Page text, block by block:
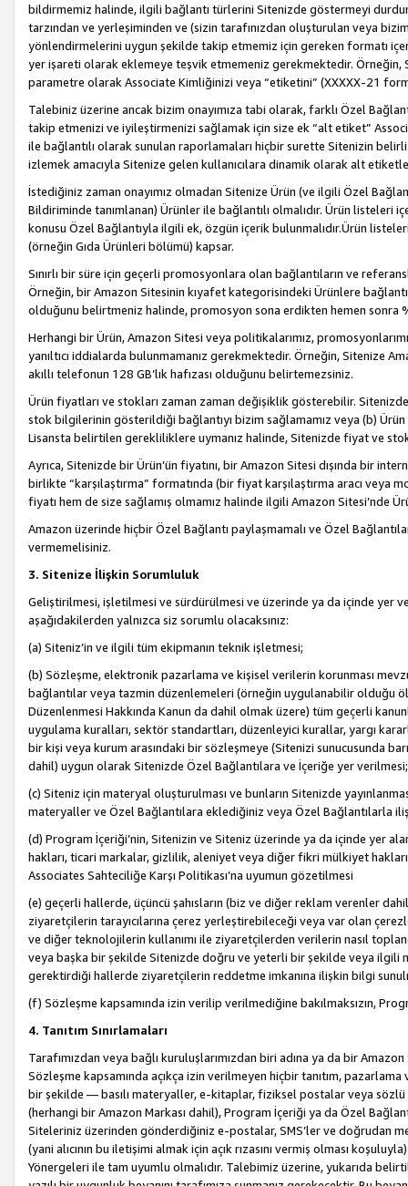
bildirmemiz halinde, ilgili bağlantı türlerini Sitenizde göstermeyi
tarzından ve yerleşiminden ve (sizin tarafınızdan oluşturulan veya
yönlendirmelerini uygun şekilde takip etmemiz için gereken formatı
yer işareti olarak eklemeye teşvik etmemeniz gerekmektedir. Örneğin,
parametre olarak Associate Kimliğinizi veya “etiketini” (XXXXX-21
Talebiniz üzerine ancak bizim onayımıza tabi olarak, farklı Özel
takip etmenizi ve iyileştirmenizi sağlamak için size ek “alt etiket”
ile bağlantılı olarak sunulan raporlamaları hiçbir surette Sitenizin belirli
izlemek amacıyla Sitenize gelen kullanıcılara dinamik olarak alt
İstediğiniz zaman onayımız olmadan Sitenize Ürün (ve ilgili Özel
Bildiriminde tanımlanan) Ürünler ile bağlantılı olmalıdır. Ürün listeleri
konusu Özel Bağlantıyla ilgili ek, özgün içerik bulunmalıdır.Ürün
(örneğin Gıda Ürünleri bölümü) kapsar.
Sınırlı bir süre için geçerli promosyonlara olan bağlantıların ve
Örneğin, bir Amazon Sitesinin kıyafet kategorisindeki Ürünlere
olduğunu belirtmeniz halinde, promosyon sona erdikten hemen sonra
Herhangi bir Ürün, Amazon Sitesi veya politikalarımız,
yanıltıcı iddialarda bulunmamanız gerekmektedir. Örneğin, Sitenize
akıllı telefonun 128 GB’lık hafızası olduğunu belirtemezsiniz.
Ürün fiyatları ve stokları zaman zaman değişiklik gösterebilir.
stok bilgilerinin gösterildiği bağlantıyı bizim sağlamamız veya (b)
Lisansta belirtilen gerekliliklere uymanız halinde, Sitenizde fiyat ve
Ayrıca, Sitenizde bir Ürün’ün fiyatını, bir Amazon Sitesi dışında bir
birlikte “karşılaştırma” formatında (bir fiyat karşılaştırma aracı veya
fiyatı hem de size sağlamış olmamız halinde ilgili Amazon Sitesi’nde
Amazon üzerinde hiçbir Özel Bağlantı paylaşmamalı ve Özel
vermemelisiniz.
3. Sitenize İlişkin Sorumluluk
Geliştirilmesi, işletilmesi ve sürdürülmesi ve üzerinde ya da içinde yer
aşağıdakilerden yalnızca siz sorumlu olacaksınız:
(a) Siteniz’in ve ilgili tüm ekipmanın teknik işletmesi;
(b) Sözleşme, elektronik pazarlama ve kişisel verilerin korunması
bağlantılar veya tazmin düzenlemeleri (örneğin uygulanabilir olduğu
Düzenlenmesi Hakkında Kanun da dahil olmak üzere) tüm geçerli
uygulama kuralları, sektör standartları, düzenleyici kurallar, yargı
bir kişi veya kurum arasındaki bir sözleşmeye (Sitenizi sunucusunda
dahil) uygun olarak Sitenizde Özel Bağlantılara ve İçeriğe yer verilmesi;
(c) Siteniz için materyal oluşturulması ve bunların Sitenizde
materyaller ve Özel Bağlantılara eklediğiniz veya Özel Bağlantılarla
(d) Program İçeriği’nin, Sitenizin ve Siteniz üzerinde ya da içinde yer
hakları, ticari markalar, gizlilik, aleniyet veya diğer fikri mülkiyet
Associates Sahteciliğe Karşı Politikası’na uyumun gözetilmesi
(e) geçerli hallerde, üçüncü şahısların (biz ve diğer reklam verenler
ziyaretçilerin tarayıcılarına çerez yerleştirebileceği veya var olan
ve diğer teknolojilerin kullanımı ile ziyaretçilerden verilerin nasıl
veya başka bir şekilde Sitenizde doğru ve yeterli bir şekilde veya ilgili
gerektirdiği hallerde ziyaretçilerin reddetme imkanına ilişkin bilgi
(f) Sözleşme kapsamında izin verilip verilmediğine bakılmaksızın,
4. Tanıtım Sınırlamaları
Tarafımızdan veya bağlı kuruluşlarımızdan biri adına ya da bir
Sözleşme kapsamında açıkça izin verilmeyen hiçbir tanıtım,
bir şekilde — basılı materyaller, e-kitaplar, fiziksel postalar veya sözlü
(herhangi bir Amazon Markası dahil), Program İçeriği ya da Özel
Siteleriniz üzerinden gönderdiğiniz e-postalar, SMS’ler ve doğrudan
(yani alıcının bu iletişimi almak için açık rızasını vermiş olması
Yönergeleri ile tam uyumlu olmalıdır. Talebimiz üzerine, yukarıda